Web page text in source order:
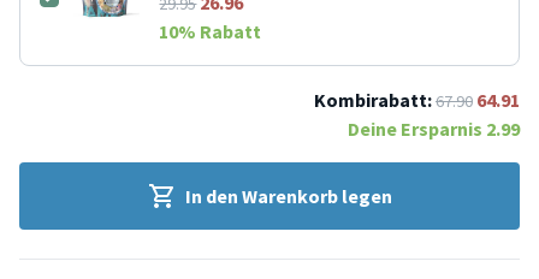
10% Rabatt
Kombirabatt:67.90 64.91
Deine Ersparnis 2.99
In den Warenkorb legen